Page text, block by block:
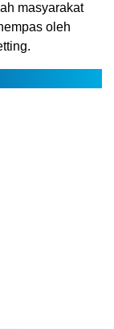
masyarakat
oleh